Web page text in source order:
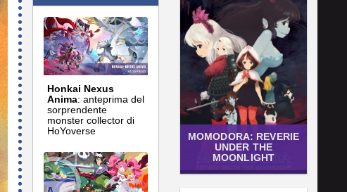
Honkai Nexus
Anima: anteprima del
sorprendente
monster collector di
HoYoverse
MOMODORA: REVERIE
UNDER THE
MOONLIGHT